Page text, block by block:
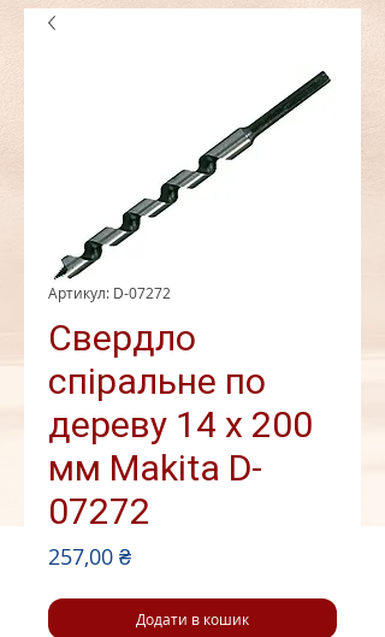
Артикул: D-07272
Свердло
спіральне по
дереву 14 х 200
мм Makita D-
07272
257,00 ₴Ціна
Додати в кошик